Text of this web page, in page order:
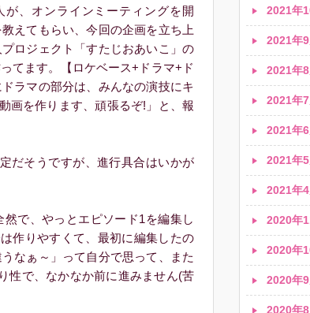
、オンラインミーティングを開
えてもらい、今回の企画を立ち上
ロジェクト「すたじおあいこ」の
てます。【ロケベース+ドラマ+ド
ラマの部分は、みんなの演技にキ
を作ります、頑張るぞ!」と、報
そうですが、進行具合はいかが
で、やっとエピソード1を編集し
作りやすくて、最初に編集したの
なぁ～」って自分で思って、また
性で、なかなか前に進みません(苦
2021年
2021年
2021年
2021年
2021年
2021年
2021年
2020年
2020年
2020年
2020年